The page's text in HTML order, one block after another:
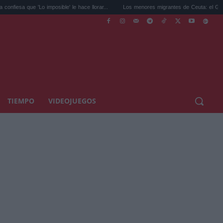
le hace llorar... Los menores migrantes de Ceuta: el Gobierno pide a...
TIEMPO VIDEOJUEGOS